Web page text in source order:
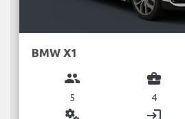
BMW X1
group
5
business_center
4